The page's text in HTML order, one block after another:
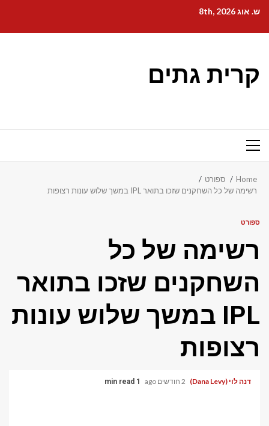
content
ש. אוג 8th, 2026
קרית גתים
Primary
Home
ספורט
רשימה של כל השחקנים שזכו בתואר IPL במשך שלוש עונות רצופות
ספורט
רשימה של כל
השחקנים שזכו בתואר
IPL במשך שלוש עונות
רצופות
דנה לוי (Dana Levy) 2 חודשים ago 1 min read